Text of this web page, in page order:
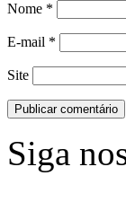
Nome *
E-mail *
Site
Siga